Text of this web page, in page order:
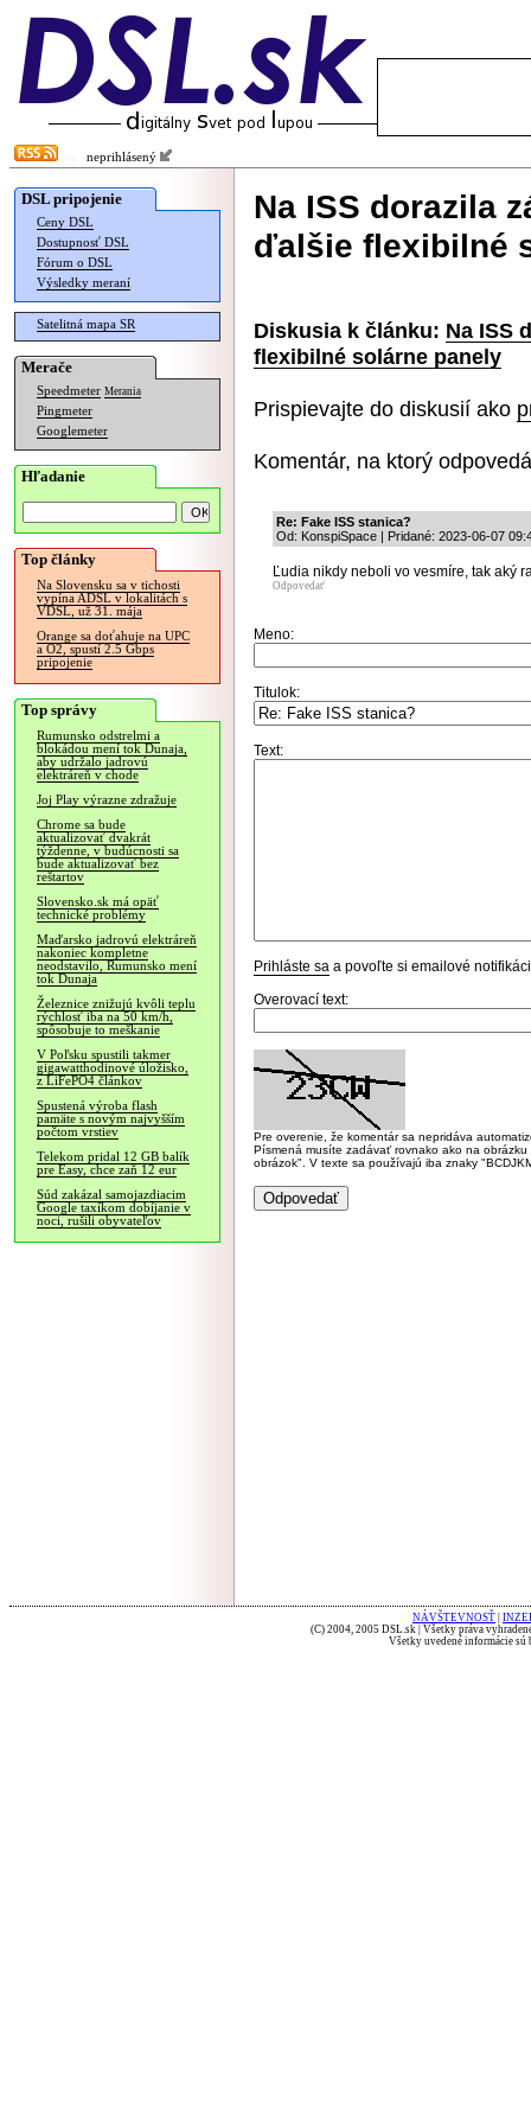
neprihlásený
DSL pripojenie
Ceny DSL
Dostupnosť DSL
Fórum o DSL
Výsledky meraní
Satelitná mapa SR
Merače
Speedmeter Merania
Pingmeter
Googlemeter
Hľadanie
Top články
Na Slovensku sa v tichosti
vypína ADSL v lokalitách s
VDSL, už 31. mája
Orange sa doťahuje na UPC
a O2, spustí 2.5 Gbps
pripojenie
Top správy
Rumunsko odstrelmi a
blokádou mení tok Dunaja,
aby udržalo jadrovú
elektráreň v chode
Joj Play výrazne zdražuje
Chrome sa bude
aktualizovať dvakrát
týždenne, v budúcnosti sa
bude aktualizovať bez
reštartov
Slovensko.sk má opäť
technické problémy
Maďarsko jadrovú elektráreň
nakoniec kompletne
neodstavilo, Rumunsko mení
tok Dunaja
Železnice znižujú kvôli teplu
rýchlosť iba na 50 km/h,
spôsobuje to meškanie
V Poľsku spustili takmer
gigawatthodinové úložisko,
z LiFePO4 článkov
Spustená výroba flash
pamäte s novým najvyšším
počtom vrstiev
Telekom pridal 12 GB balík
pre Easy, chce zaň 12 eur
Súd zakázal samojazdiacim
Google taxíkom dobíjanie v
noci, rušili obyvateľov
Na ISS dorazila
ďalšie flexibilné
Diskusia k článku: Na ISS
flexibilné solárne panely
Prispievajte do diskusií ako
Komentár, na ktorý
Re: Fake ISS stanica?
Od: KonspiSpace | Pridané: 2023-06-07
Ľudia nikdy neboli vo vesmíre, tak aký
Odpovedať
Meno:
Titulok:
Text:
Prihláste sa a povoľte si emailové
Overovací text:
Pre overenie, že komentár sa nepridáva
Písmená musíte zadávať rovnako ako na
obrázok". V texte sa používajú iba znaky
NÁVŠTEVNOSŤ
(C) 2004, 2005 DSL.sk | Všetky práva
Všetky uvedené informácie sú